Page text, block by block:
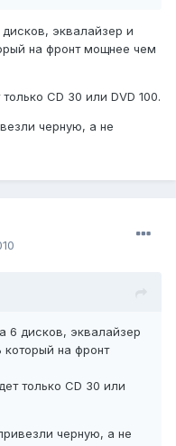
эквалайзер и
на фронт мощнее чем
CD 30 или DVD 100.
черную, а не
6 дисков, эквалайзер
который на фронт
только CD 30 или
черную, а не